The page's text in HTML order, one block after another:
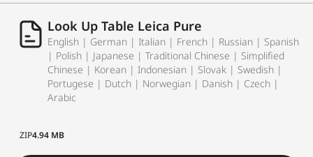
Look Up Table Leica Pure
English | German | Italian | French | Russian | Spanish
| Polish | Japanese | Traditional Chinese | Simplified
Chinese | Korean | Indonesian | Slovak | Swedish |
Portugese | Dutch | Norwegian | Danish | Czech |
Arabic
ZIP4.94 MB